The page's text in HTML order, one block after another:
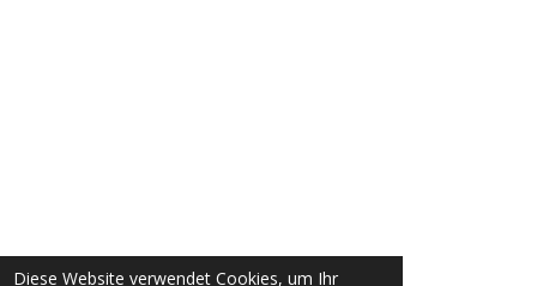
Diese Website verwendet Cookies, um Ihr